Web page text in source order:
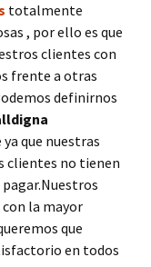
totalmente
, por ello es que
clientes con
frente a otras
definirnos
que nuestras
clientes no tienen
la mayor
que
en todos